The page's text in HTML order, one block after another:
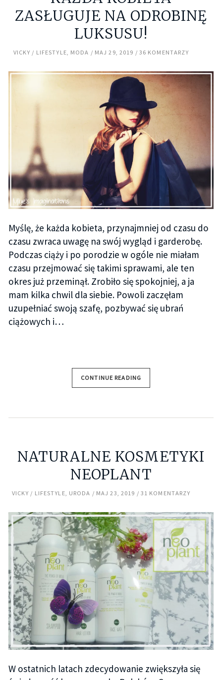
ZASŁUGUJE NA ODROBINĘ
LUKSUSU!
VICKY LIFESTYLE MODA MAJ 29, 2019 36 KOMENTARZY
Myślę, że każda kobieta, przynajmniej od czasu do
czasu zwraca uwagę na swój wygląd i garderobę.
Podczas ciąży i po porodzie w ogóle nie miałam
czasu przejmować się takimi sprawami, ale ten
okres już przeminął. Zrobiło się spokojniej, a ja
mam kilka chwil dla siebie. Powoli zaczęłam
uzupełniać swoją szafę, pozbywać się ubrań
ciążowych i…
CONTINUE READING
NATURALNE KOSMETYKI
NEOPLANT
VICKY LIFESTYLE URODA MAJ 23, 2019 31 KOMENTARZY
W ostatnich latach zdecydowanie zwiększyła się